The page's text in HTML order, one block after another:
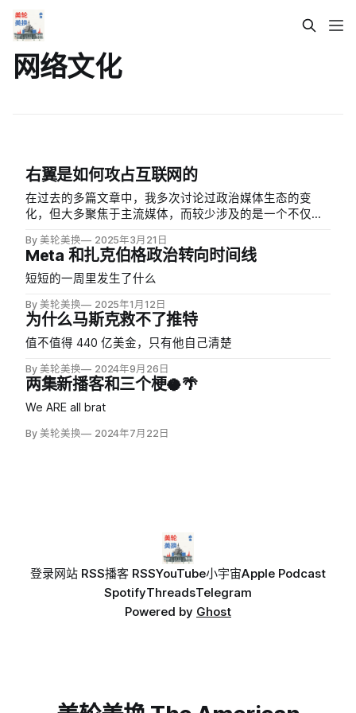
网络文化
右翼是如何攻占互联网的
在过去的多篇文章中，我多次讨论过政治媒体生态的变
化，但大多聚焦于主流媒体，而较少涉及的是一个不仅中
察到的网络媒体生态——这里指的网络媒体，不是福克斯
新闻的网站，也不是 Breitbart、Daily Wire 这样的所谓
「新媒体…
By 美轮美换 2025年3月21日
Meta 和扎克伯格政治转向时间线
短短的一周里发生了什么
By 美轮美换 2025年1月12日
为什么马斯克救不了推特
值不值得 440 亿美金，只有他自己清楚
By 美轮美换 2024年9月26日
两集新播客和三个梗🥥🌴
We ARE all brat
By 美轮美换 2024年7月22日
登录网站 RSS播客 RSSYouTube小宇宙Apple Podcast
SpotifyThreadsTelegram
Powered by Ghost